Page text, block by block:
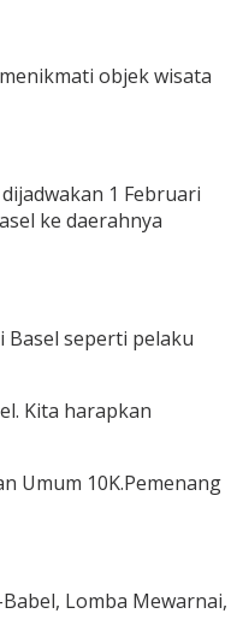
objek wisata
1 Februari
ke daerahnya
Basel seperti pelaku
Kita harapkan
Umum 10K.Pemenang
Lomba Mewarnai,